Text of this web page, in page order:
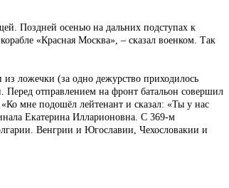
Поздней осенью на дальних подступах к
«Красная Москва», – сказал военком. Так
ложечки (за одно дежурство приходилось
отправлением на фронт батальон совершил
мне подошёл лейтенант и сказал: «Ты у нас
Екатерина Илларионовна. С 369-м
Венгрии и Югославии, Чехословакии и